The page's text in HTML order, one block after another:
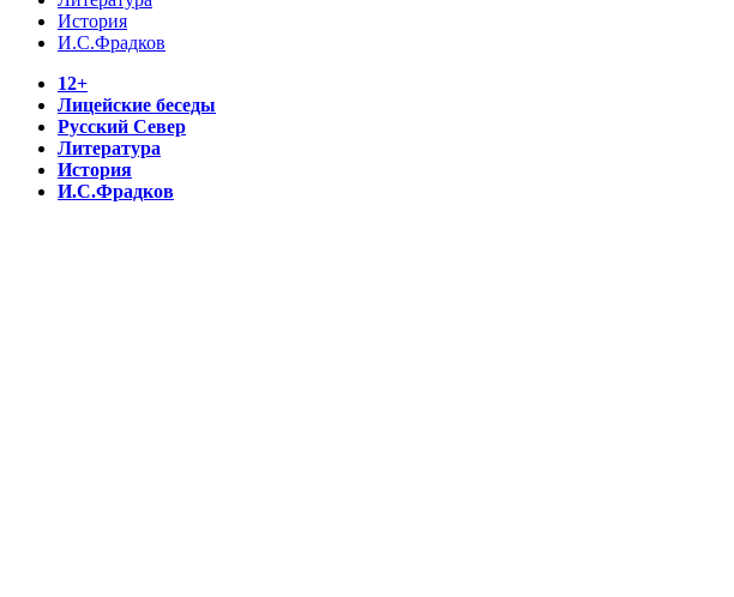
История
И.С.Фрадков
12+
Лицейские беседы
Русский Север
Литература
История
И.С.Фрадков